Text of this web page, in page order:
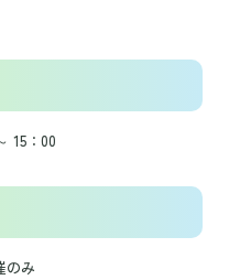
15：00
み